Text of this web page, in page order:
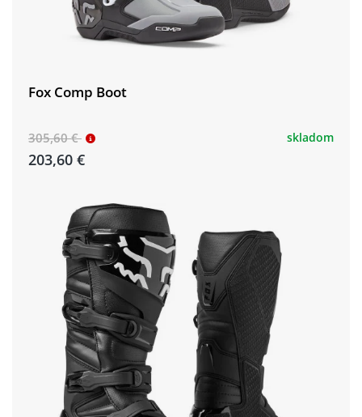
Fox Comp Boot
305,60 €
203,60 €
skladom